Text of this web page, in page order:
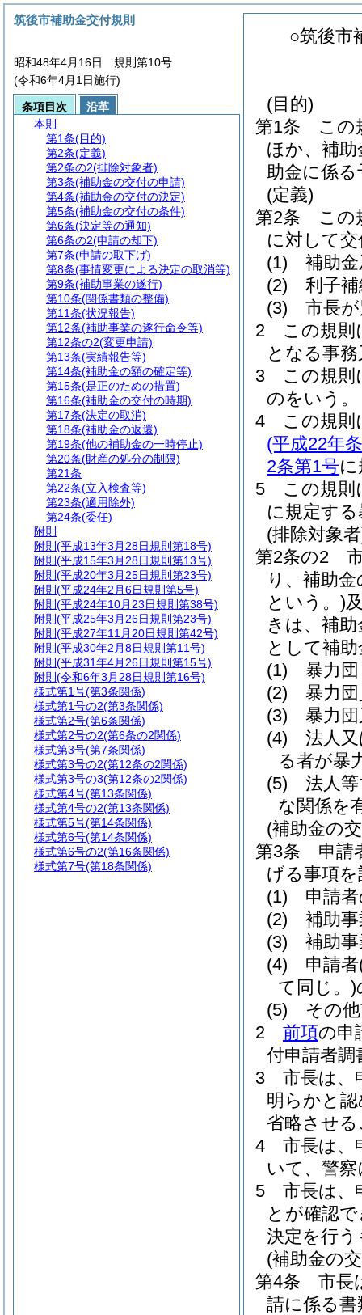
○筑後市
(目的)
第1条
この
ほか、補
助金に係
(定義)
第2条
この
に対して
(1)
補助
(2)
利子
(3)
市長
2
この規則
となる事
3
この規則
のをいう。
4
この規則
(平成22年
2条第1号
5
この規則
に規定す
(排除対象
第2条の2
り、補助
という。)
きは、補
として補
(1)
暴力団
(2)
暴力
(3)
暴力
(4)
法人
る者が暴
(5)
法人
な関係を
(補助金の
第3条
申請
げる事項
(1)
申請
(2)
補助
(3)
補助
(4)
申請者
て同じ。)
(5)
その
2
前項の申
付申請者調
3
市長は、
明らかと
省略させ
4
市長は、
いて、警
5
市長は、
とが確認
決定を行
(補助金の
第4条
市長
請に係る
筑後市補助金交付規則
昭和48年4月16日 規則第10号
(令和6年4月1日施行)
条項目次
沿革
本則
第1条(目的)
第2条(定義)
第2条の2(排除対象者)
第3条(補助金の交付の申請)
第4条(補助金の交付の決定)
第5条(補助金の交付の条件)
第6条(決定等の通知)
第6条の2(申請の却下)
第7条(申請の取下げ)
第8条(事情変更による決定の取消等)
第9条(補助事業の遂行)
第10条(関係書類の整備)
第11条(状況報告)
第12条(補助事業の遂行命令等)
第12条の2(変更申請)
第13条(実績報告等)
第14条(補助金の額の確定等)
第15条(是正のための措置)
第16条(補助金の交付の時期)
第17条(決定の取消)
第18条(補助金の返還)
第19条(他の補助金の一時停止)
第20条(財産の処分の制限)
第21条
第22条(立入検査等)
第23条(適用除外)
第24条(委任)
附則
附則 (平成13年3月28日規則第18号)
附則 (平成15年3月28日規則第13号)
附則 (平成20年3月25日規則第23号)
附則 (平成24年2月6日規則第5号)
附則 (平成24年10月23日規則第38号)
附則 (平成25年3月26日規則第23号)
附則 (平成27年11月20日規則第42号)
附則 (平成30年2月8日規則第11号)
附則 (平成31年4月26日規則第15号)
附則 (令和6年3月28日規則第16号)
様式第1号(第3条関係)
様式第1号の2(第3条関係)
様式第2号(第6条関係)
様式第2号の2(第6条の2関係)
様式第3号(第7条関係)
様式第3号の2(第12条の2関係)
様式第3号の3(第12条の2関係)
様式第4号(第13条関係)
様式第4号の2(第13条関係)
様式第5号(第14条関係)
様式第6号(第14条関係)
様式第6号の2(第16条関係)
様式第7号(第18条関係)